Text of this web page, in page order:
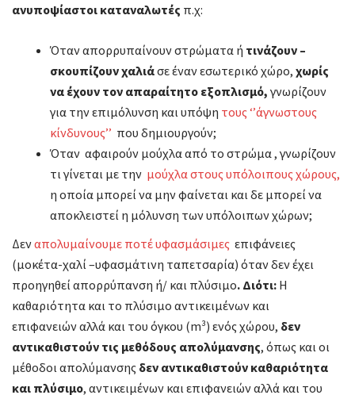
ανυποψίαστοι καταναλωτές π.χ:
Όταν απορρυπαίνουν στρώματα ή τινάζουν –
σκουπίζουν χαλιάσε έναν εσωτερικό χώρο, χωρίς
να έχουν τον απαραίτητο εξοπλισμό,γνωρίζουν
για την επιμόλυνση και υπόψη τους ‘’άγνωστους
κίνδυνους’’ που δημιουργούν;
Όταν αφαιρούν μούχλα από το στρώμα , γνωρίζουν
τι γίνεται με την μούχλα στους υπόλοιπους χώρους,
η οποία μπορεί να μην φαίνεται και δε μπορεί να
αποκλειστεί η μόλυνση των υπόλοιπων χώρων;
Δεναπολυμαίνουμε ποτέ υφασμάσιμες επιφάνειες
(μοκέτα-χαλί –υφασμάτινη ταπετσαρία) όταν δεν έχει
προηγηθεί απορρύπανση ή/ και πλύσιμο. Διότι: Η
καθαριότητα και το πλύσιμο αντικειμένων και
επιφανειών αλλά και του όγκου (m³) ενός χώρου, δεν
αντικαθιστούν τις μεθόδους απολύμανσης, όπως και οι
μέθοδοι απολύμανσης δεν αντικαθιστούν καθαριότητα
και πλύσιμο, αντικειμένων και επιφανειών αλλά και του